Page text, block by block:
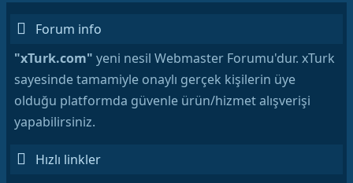
Forum info
"xTurk.com" yeni nesil Webmaster Forumu'dur. xTurk
sayesinde tamamiyle onaylı gerçek kişilerin üye
olduğu platformda güvenle ürün/hizmet alışverişi
yapabilirsiniz.
Hızlı linkler